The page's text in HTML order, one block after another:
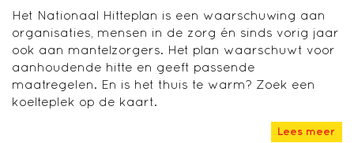
Het Nationaal Hitteplan is een waarschuwing aan
organisaties, mensen in de zorg én sinds vorig jaar
ook aan mantelzorgers. Het plan waarschuwt voor
aanhoudende hitte en geeft passende
maatregelen. En is het thuis te warm? Zoek een
koelteplek op de kaart.
Lees meer